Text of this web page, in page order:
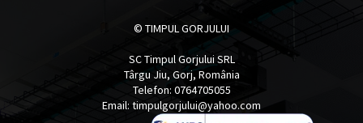
© TIMPUL GORJULUI
SC Timpul Gorjului SRL
Târgu Jiu, Gorj, România
Telefon: 0764705055
Email: timpulgorjului@yahoo.com